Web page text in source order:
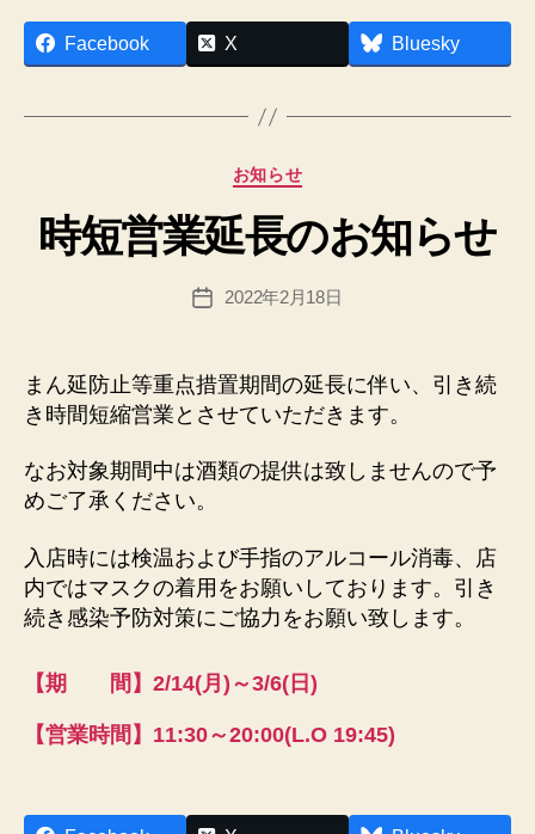
Facebook X Bluesky
カ
ゴ
リ
お知らせ
時短営業延長のお知らせ
投
稿
成
:
d
m
@
x
u
sfi
d.
投
2022年2月18日
まん延防止等重点措置期間の延長に伴い、引き続
き時間短縮営業とさせていただきます。
なお対象期間中は酒類の提供は致しませんので予
めご了承ください。
入店時には検温および手指のアルコール消毒、店
内ではマスクの着用をお願いしております。引き
続き感染予防対策にご協力をお願い致します。
【期 間】2/14(月)～3/6(日)
【営業時間】11:30～20:00(L.O 19:45)